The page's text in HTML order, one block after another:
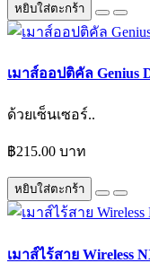
หยิบใส่ตะกร้า
เมาส์ออปติคัล Genius
ด้วยเซ็นเซอร์..
฿215.00 บาท
หยิบใส่ตะกร้า
เมาส์ไร้สาย Wireless